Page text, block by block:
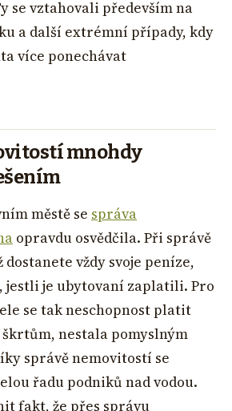
se vztahovali především na
a další extrémní případy, kdy
více ponechávat
mnohdy
městě se správa
opravdu osvědčila. Při správě
vždy svoje peníze,
jestli je ubytovaní zaplatili. Pro
se tak neschopnost platit
nestala pomyslným
správě nemovitostí se
řadu podniků nad vodou.
fakt, že přes správu